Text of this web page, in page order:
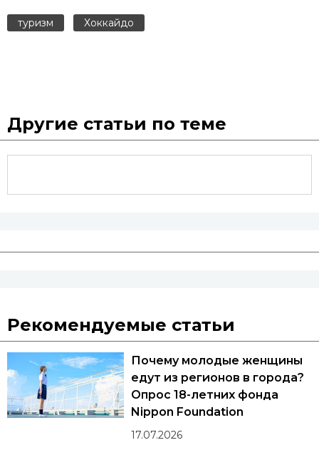
туризм Хоккайдо
Другие статьи по теме
Рекомендуемые статьи
Почему молодые женщины
едут из регионов в города?
Опрос 18-летних фонда
Nippon Foundation
17.07.2026